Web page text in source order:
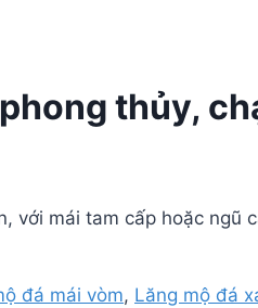
thủy,
với mái tam cấp hoặc ngũ
đá mái vòm, Lăng mộ đá